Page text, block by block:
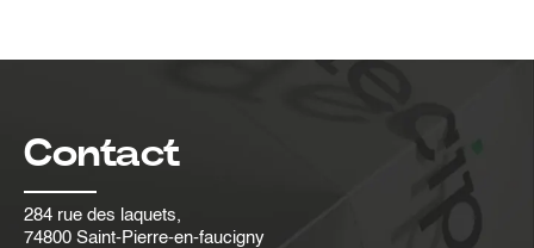
Contact
284 rue des laquets,
74800 Saint-Pierre-en-faucigny